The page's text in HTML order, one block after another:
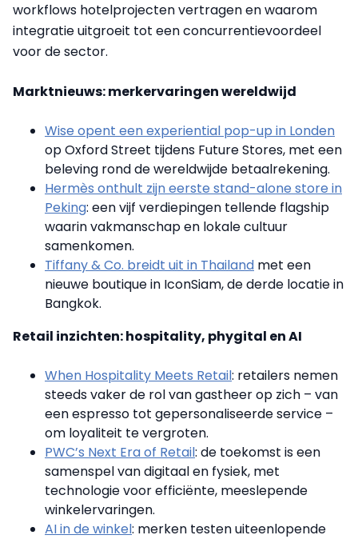
workflows hotelprojecten vertragen en waarom
integratie uitgroeit tot een concurrentievoordeel
voor de sector.
Marktnieuws: merkervaringen wereldwijd
Wise opent een experiential pop-up in Londen
op Oxford Street tijdens Future Stores, met een
beleving rond de wereldwijde betaalrekening.
Hermès onthult zijn eerste stand-alone store in
Peking: een vijf verdiepingen tellende flagship
waarin vakmanschap en lokale cultuur
samenkomen.
Tiffany & Co. breidt uit in Thailand met een
nieuwe boutique in IconSiam, de derde locatie in
Bangkok.
Retail inzichten: hospitality, phygital en AI
When Hospitality Meets Retail: retailers nemen
steeds vaker de rol van gastheer op zich – van
een espresso tot gepersonaliseerde service –
om loyaliteit te vergroten.
PWC’s Next Era of Retail: de toekomst is een
samenspel van digitaal en fysiek, met
technologie voor efficiënte, meeslepende
winkelervaringen.
AI in de winkel: merken testen uiteenlopende